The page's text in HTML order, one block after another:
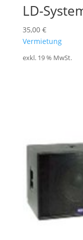
LD-
35,00 €
Vermietung
exkl. 19 % MwSt.